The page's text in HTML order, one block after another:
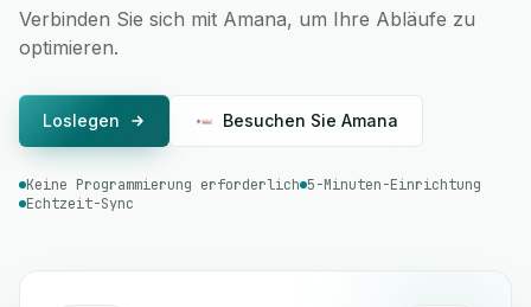
Verbinden Sie sich mit Amana, um Ihre Abläufe zu
optimieren.
Loslegen Besuchen Sie Amana
Keine Programmierung erforderlich 5-Minuten-Einrichtung
Echtzeit-Sync